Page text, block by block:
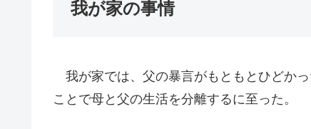
我が家の事情
我が家では、父の暴言がもともとひどか
ことで母と父の生活を分離するに至った。